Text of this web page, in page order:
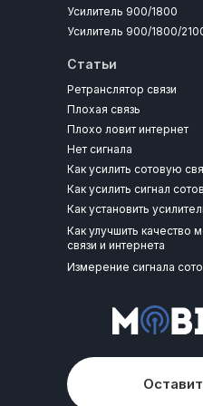
Статьи
Ретранслятор связи
Усилитель 900/1800
Усилитель 900/1800/
Плохая связь
Плохо ловит интернет
Нет сигнала
Как усилить сотовую
Как усилить сигнал
Как установить
Как улучшить качество
связи и интернета
Измерение сигнала